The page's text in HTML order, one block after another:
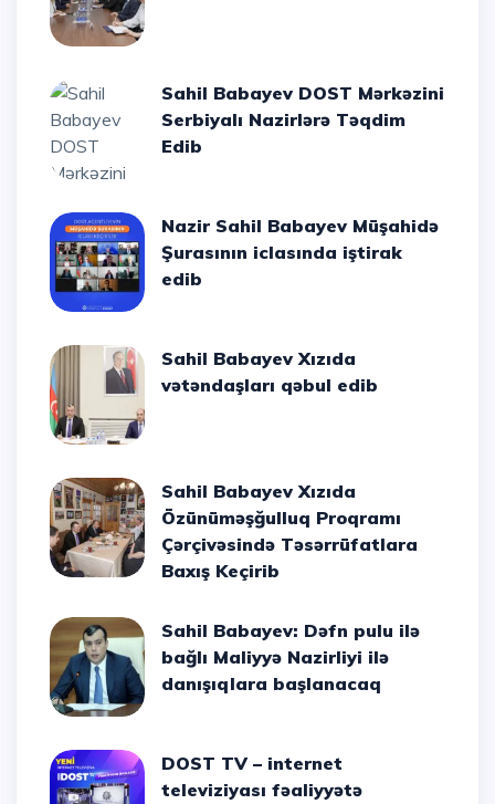
Sahil Babayev DOST Mərkəzini
Serbiyalı Nazirlərə Təqdim
Edib
Nazir Sahil Babayev Müşahidə
Şurasının iclasında iştirak
edib
Sahil Babayev Xızıda
vətəndaşları qəbul edib
Sahil Babayev Xızıda
Özünüməşğulluq Proqramı
Çərçivəsində Təsərrüfatlara
Baxış Keçirib
Sahil Babayev: Dəfn pulu ilə
bağlı Maliyyə Nazirliyi ilə
danışıqlara başlanacaq
DOST TV – internet
televiziyası fəaliyyətə